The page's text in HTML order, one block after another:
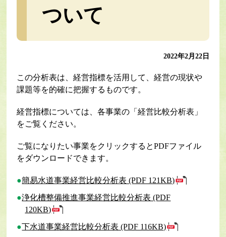
ついて
2022年2月22日
この分析表は、経営指標を活用して、経営の現状や
課題等を的確に把握するものです。
経営指標については、各事業の「経営比較分析表」
をご覧ください。
ご覧になりたい事業をクリックするとPDFファイル
をダウンロードできます。
簡易水道事業経営比較分析表 (PDF 121KB)
浄化槽整備推進事業経営比較分析表 (PDF
120KB)
下水道事業経営比較分析表 (PDF 116KB)